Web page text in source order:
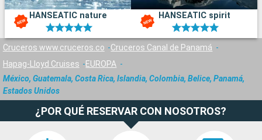
HANSEATIC nature HANSEATIC spirit
Cruceros www.cruceros.co
Cruceros Canal de Panamá
Hapag-Lloyd Cruises
EUROPA
México, Guatemala, Costa Rica, Islandia, Colombia, Belice, Panamá,
Estados Unidos
¿POR QUÉ RESERVAR CON NOSOTROS?